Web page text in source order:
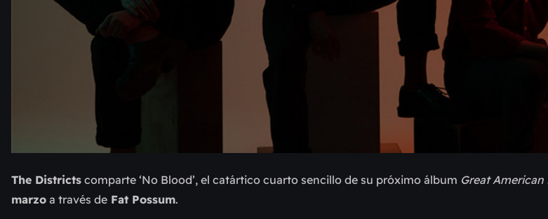
The Districts comparte ‘No Blood’, el catártico cuarto sencillo de su próximo álbum Great American
marzo a través de Fat Possum.